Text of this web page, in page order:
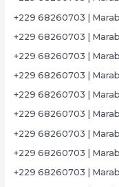
+229 68260703 |
+229 68260703 |
+229 68260703 |
+229 68260703 |
+229 68260703 |
+229 68260703 |
+229 68260703 |
+229 68260703 |
+229 68260703 |